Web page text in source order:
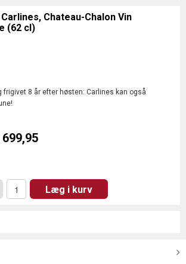
Carlines, Chateau-Chalon Vin
(62 cl)
frigivet 8 år efter høsten: Carlines kan også
699,95
Læg i kurv